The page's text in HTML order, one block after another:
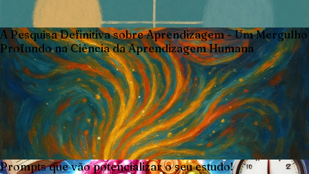
A Pesquisa Definitiva sobre Aprendizagem - Um Mergulho
Profundo na Ciência da Aprendizagem Humana
Prompts que vão potencializar o seu estudo!